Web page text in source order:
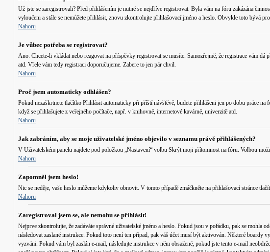
Už jste se zaregistrovali? Před přihlášením je nutné se nejdříve registrovat. Byla vám na fóru zakázána
vyloučeni a stále se nemůžete přihlásit, znovu zkontrolujte přihlašovací jméno a heslo. Obvykle toto bývá
Nahoru
Je vůbec potřeba se registrovat?
Ano. Chcete-li vkládat nebo reagovat na příspěvky registrovat se musíte. Samozřejmě, že registrace vám
atd. Vřele vám tedy registraci doporučujeme. Zabere to jen pár chvil.
Nahoru
Proč jsem automaticky odhlášen?
Pokud nezaškrtnete tlačítko Přihlásit automaticky při příští návštěvě, budete přihlášeni jen po dobu práce na
když se přihlašujete z veřejného počítače, např. v knihovně, internetové kavárně, univerzitě atd.
Nahoru
Jak zabráním, aby se moje uživatelské jméno objevilo v seznamu právě přihlášených?
V Uživatelském panelu najdete pod položkou „Nastavení“ volbu Skrýt moji přítomnost na fóru. Volbou
Nahoru
Zapomněl jsem heslo!
Nic se neděje, vaše heslo můžeme kdykoliv obnovit. V tomto případě zmáčkněte na přihlašovací stránce
Nahoru
Zaregistroval jsem se, ale nemohu se přihlásit!
Nejprve zkontrolujte, že zadáváte správné uživatelské jméno a heslo. Pokud jsou v pořádku, pak se
následovat zaslané instrukce. Pokud toto není ten případ, pak váš účet musí být aktivován. Některé
vyzváni. Pokud vám byl zaslán e-mail, následujte instrukce v něm obsažené, pokud jste tento e-mail